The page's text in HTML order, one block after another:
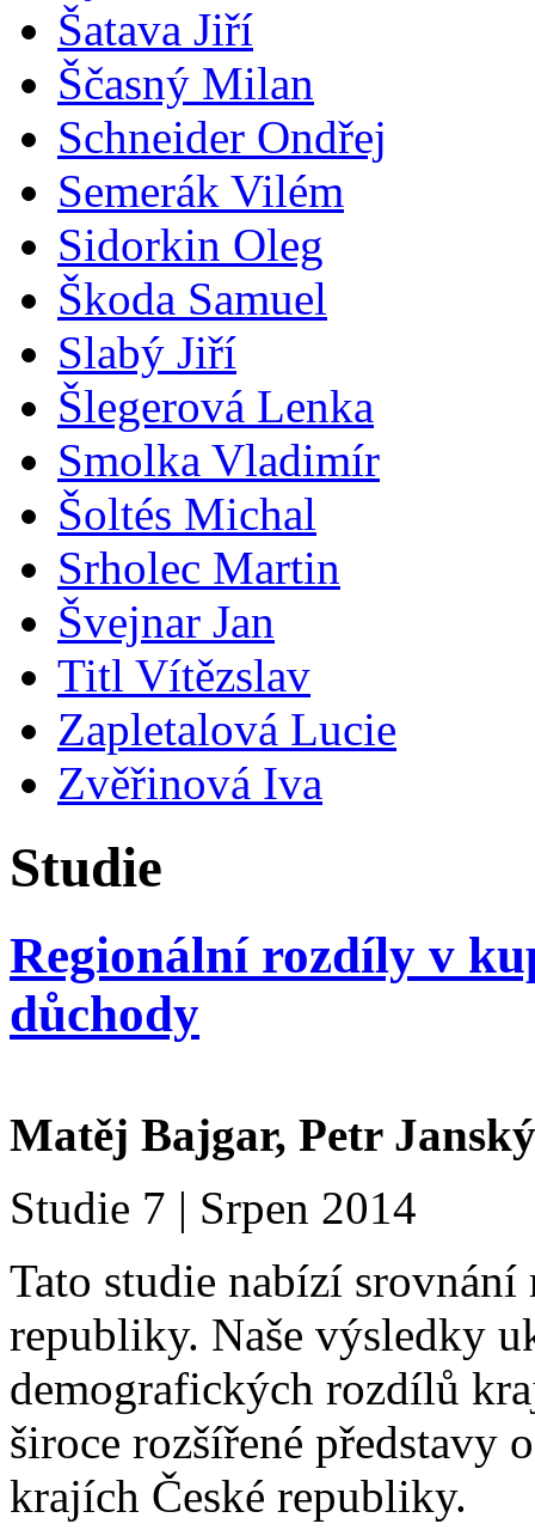
Šatava Jiří
Ščasný Milan
Schneider Ondřej
Semerák Vilém
Sidorkin Oleg
Škoda Samuel
Slabý Jiří
Šlegerová Lenka
Smolka Vladimír
Šoltés Michal
Srholec Martin
Švejnar Jan
Titl Vítězslav
Zapletalová Lucie
Zvěřinová Iva
Studie
Regionální rozdíly v
důchody
Matěj Bajgar, Petr Janský
Studie 7 | Srpen 2014
Tato studie nabízí
republiky. Naše výsledky
demografických rozdílů
široce rozšířené
krajích České republiky.